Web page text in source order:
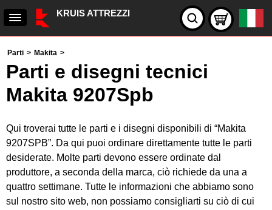
KRUIS ATTREZZI
Parti > Makita >
Parti e disegni tecnici
Makita 9207Spb
Qui troverai tutte le parti e i disegni disponibili di “Makita
9207SPB”. Da qui puoi ordinare direttamente tutte le parti
desiderate. Molte parti devono essere ordinate dal
produttore, a seconda della marca, ciò richiede da una a
quattro settimane. Tutte le informazioni che abbiamo sono
sul nostro sito web, non possiamo consigliarti su ciò di cui